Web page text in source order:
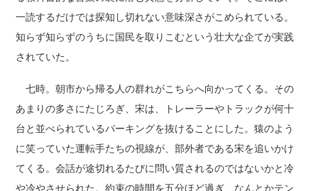
一読するだけでは探知し切れない意味深さがこめられている。
知らず知らずのうちに国民を取りこむという壮大な企てが実践
されていた。
七時。朝市から帰る人の群れがこちらへ向かってくる。その
あまりの多さにたじろぎ、宋は、トレーラーやトラックが何十
台と並べられているパーキングを抜けることにした。猿のよう
に笑っていた運転手たちの視線が、部外者である宋を追いかけ
てくる。会話が途切れるたびに問い質されるのではないかと冷
や冷やさせられた。約束の時間を五分ほど過ぎ、なんとかテン